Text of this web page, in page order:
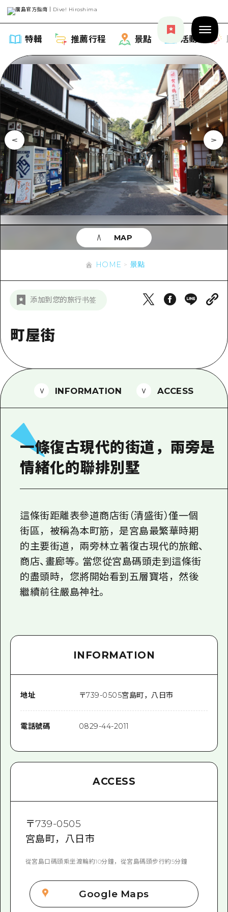
特輯 推薦行程 景點 活動
特輯
列表
推薦
藝術
活動·廟會
美食·酒水
騎自行車
夜晚生活
標準
歷史·文化
治癒
推薦行程
列表
Dive! Hiroshima 官方向導
廣島隨意旅行
廣島市內
美北
半天
1晚2天
2晚3天
景點
列表
廣島市內
安芸
答對了
美北
藝北
活動
即時訊息
有用的信息
超值遊覽門票
行李寄存及運送服務
廣島好客通行證
面向外國遊客的街角旅遊信息中心
志願者指南
廣島視頻
常見問題
照片下載
災難發生期間的交通資訊
廣島縣觀光宣傳冊
新聞
HOME 景點
添加到您的旅行书签
町屋街
MAP
INFORMATION ACCESS
一條復古現代的街道，兩旁是
情緒化的聯排別墅
這條街距離表參道商店街（清盛街）僅一個
街區，被稱為本町筋，是宮島最繁華時期
的主要街道，兩旁林立著復古現代的旅館、
商店、畫廊等。當您從宮島碼頭走到這條街
的盡頭時，您將開始看到五層寶塔，然後
繼續前往嚴島神社。
INFORMATION
地址 〒739-0505宮島町，八日市
電話號碼 0829-44-2011
ACCESS
〒739-0505
宮島町，八日市
從宮島口碼頭乘坐渡輪約10分鐘，從宮島碼頭步行約5分鐘
Google Maps